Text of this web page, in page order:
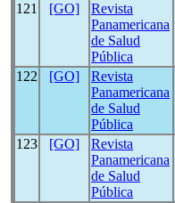
121 [GO]
Revista
Panamericana
de Salud
Pública
122 [GO]
Revista
Panamericana
de Salud
Pública
123 [GO]
Revista
Panamericana
de Salud
Pública